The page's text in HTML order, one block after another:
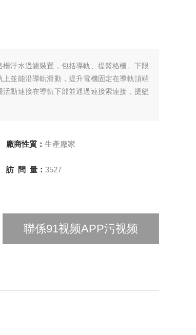
汙水過濾裝置，包括導軌、提籃格柵、下限
並能沿導軌滑動，提升電機固定在導軌頂端
動連接在導軌下部並通過連接索連接，提籃
廠商性質： 生產廠家
訪 問 量： 3527
聯係91视频APP污视频